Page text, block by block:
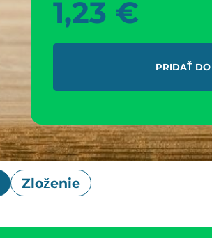
1,23 €
PRIDAŤ
Zloženie